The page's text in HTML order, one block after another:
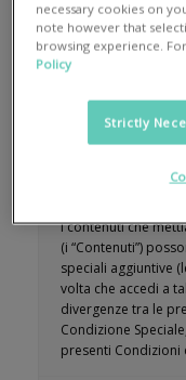
Condizioni d’Uso
Sito Web e ti
le presenti
copia delle
I contenuti che
(i “Contenuti”)
speciali aggiuntive
volta che accedi a
divergenze tra le
Condizione
presenti Condizioni
necessary cookies on
note however that
browsing experience.
Policy
Strictly